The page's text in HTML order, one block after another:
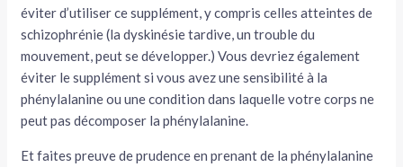
éviter d’utiliser ce supplément, y compris celles atteintes de
schizophrénie (la dyskinésie tardive, un trouble du
mouvement, peut se développer.) Vous devriez également
éviter le supplément si vous avez une sensibilité à la
phénylalanine ou une condition dans laquelle votre corps ne
peut pas décomposer la phénylalanine.
Et faites preuve de prudence en prenant de la phénylalanine